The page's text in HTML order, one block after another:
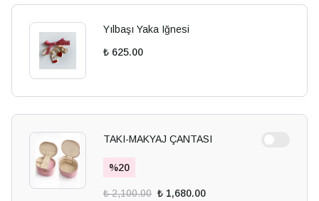
Yılbaşı Yaka Iğnesi
₺ 625.00
TAKI-MAKYAJ ÇANTASI
%20
₺ 2,100.00 ₺ 1,680.00